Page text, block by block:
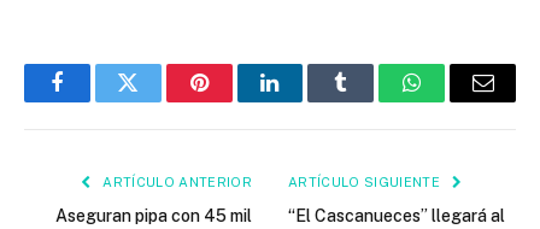
FacebookTwitter PinterestLinkedInTumblr WhatsAppEmail
ARTÍCULO ANTERIOR
Aseguran pipa con 45 mil
ARTÍCULO SIGUIENTE
“El Cascanueces” llegará al